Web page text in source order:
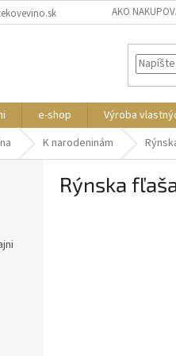
AKO
e-shop Výroba
K narodeninám
Rýnska